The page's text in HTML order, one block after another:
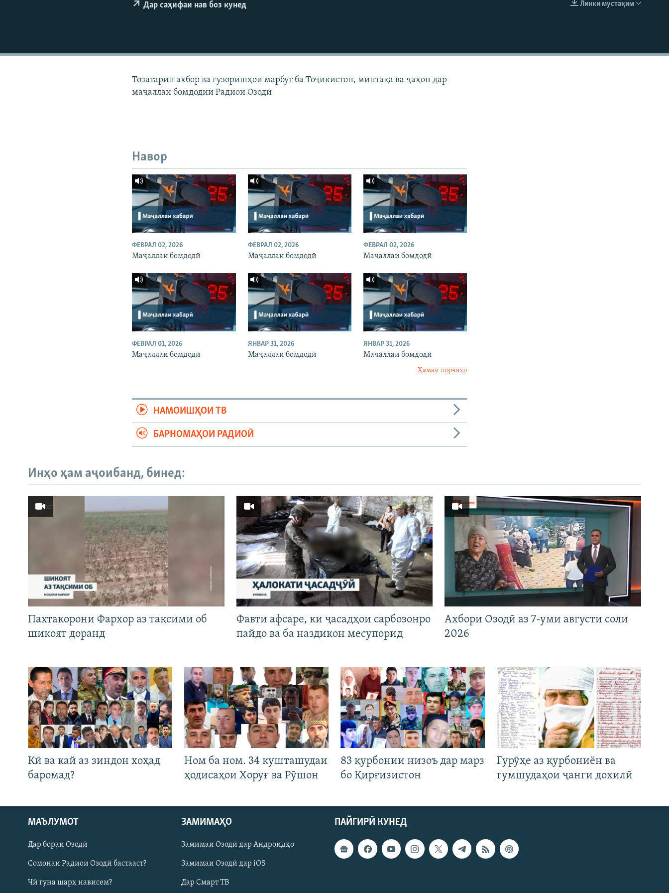
Русский
ПАЙГИРӢ КУНЕД
EMBED
Линки мустақим
Дар саҳифаи нав боз кунед
Тозатарин ахбор ва гузоришҳои марбут ба Тоҷикистон, минтақа ва ҷаҳон дар
маҷаллаи бомдодии Радиои Озодӣ
Навор
ФЕВРАЛ 02, 2026
Маҷаллаи бомдодӣ
ФЕВРАЛ 02, 2026
Маҷаллаи бомдодӣ
ФЕВРАЛ 02, 2026
Маҷаллаи бомдодӣ
ФЕВРАЛ 01, 2026
Маҷаллаи бомдодӣ
ЯНВАР 31, 2026
Маҷаллаи бомдодӣ
ЯНВАР 31, 2026
Маҷаллаи бомдодӣ
Ҳамаи порчаҳо
НАМОИШҲОИ ТВ
БАРНОМАҲОИ РАДИОӢ
Инҳо ҳам аҷоибанд, бинед:
Пахтакорони Фархор аз тақсими об
шикоят доранд
Фавти афсаре, ки ҷасадҳои сарбозонро
пайдо ва ба наздикон месупорид
Ахбори Озодӣ аз 7-уми августи соли
2026
Кӣ ва кай аз зиндон хоҳад
баромад?
Ном ба ном. 34 кушташудаи
ҳодисаҳои Хоруғ ва Рӯшон
83 қурбонии низоъ дар марз
бо Қирғизистон
Гурӯҳе аз қурбониён ва
гумшудаҳои ҷанги дохилӣ
ПАЙГИРӢ КУНЕД
МАЪЛУМОТ
Дар бораи Озодӣ
Сомонаи Радиои Озодӣ бастааст?
Чӣ гуна шарҳ нависем?
ЗАМИМАҲО
Замимаи Озодӣ дар Андроидҳо
Замимаи Озодӣ дар iOS
Дар Смарт ТВ